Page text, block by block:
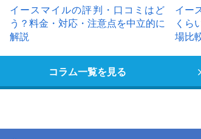
イースマイルの評判・口コミはど
う？料金・対応・注意点を中立的に
解説
イー
くら
場比
コラム一覧を見る